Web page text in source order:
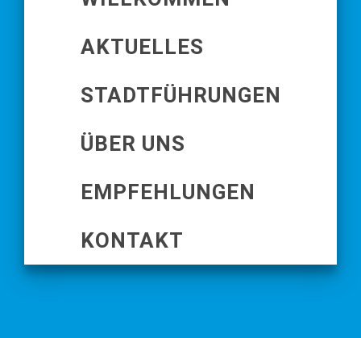
AKTUELLES
STADTFÜHRUNGEN
ÜBER UNS
EMPFEHLUNGEN
KONTAKT